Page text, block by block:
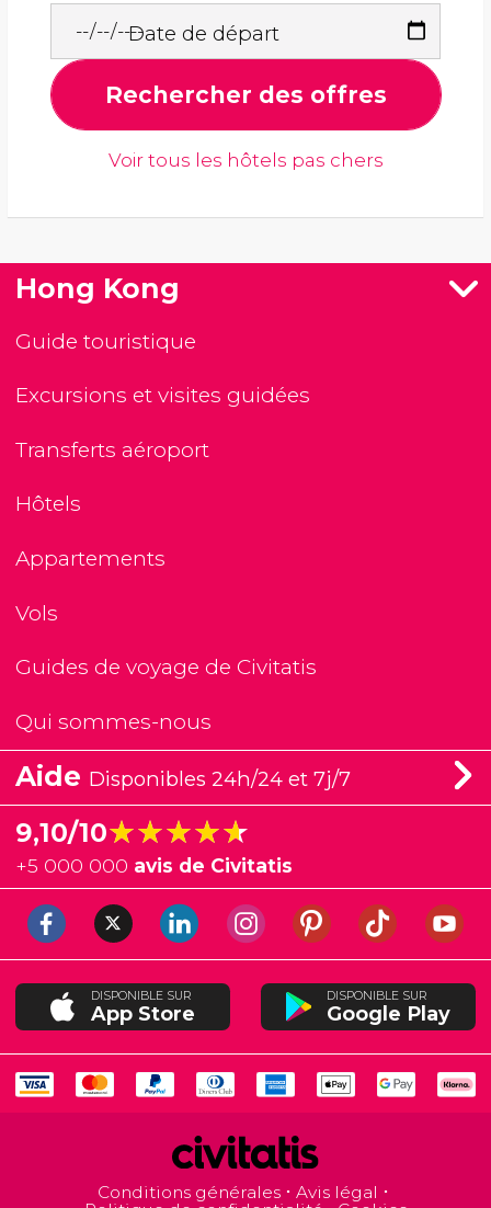
Date de départ
Rechercher des offres
Voir tous les hôtels pas chers
Hong Kong
Guide touristique
Excursions et visites guidées
Transferts aéroport
Hôtels
Appartements
Vols
Guides de voyage de Civitatis
Qui sommes-nous
Aide Disponibles 24h/24 et 7j/7
9,10/10★★★★★
★★★★★
+5 000 000 avis de Civitatis
DISPONIBLE SUR
App Store
DISPONIBLE SUR
Google Play
Conditions générales
Avis légal